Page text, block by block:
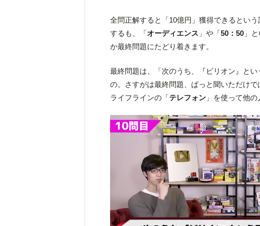
全問正解すると「10億円」獲得できるとい
するも、「オーディエンス 」や「50：50 」
か最終問題にたどり着きます。
最終問題は、「次のうち、『ビリオン』と
の。さすがは最終問題、ぱっと聞いただけ
ライフラインの「テレフォン 」を使って他